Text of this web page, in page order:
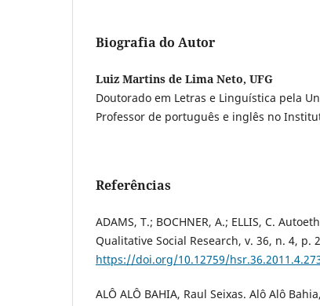
Biografia do Autor
Luiz Martins de Lima Neto, UFG
Doutorado em Letras e Linguística pela
Professor de português e inglês no
Referências
ADAMS, T.; BOCHNER, A.; ELLIS, C.
Qualitative Social Research, v. 36, n. 4, p.
https://doi.org/10.12759/
ALÔ ALÔ BAHIA, Raul Seixas. Alô Alô